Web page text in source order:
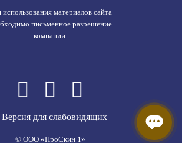
использования материалов сайта
письменное разрешение
компании.
Версия для слабовидящих
© ООО «ПроСкин 1»